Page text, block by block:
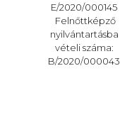
E/2020/000145
Felnőttképző
nyilvántartásba
vételi száma:
B/2020/000043